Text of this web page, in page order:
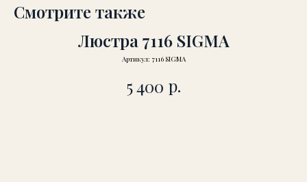
Смотрите также
Люстра 7116 SIGMA
Артикул: 7116 SIGMA
5 400 р.